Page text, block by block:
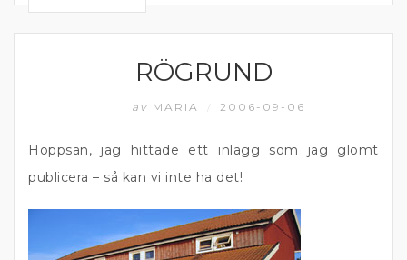
RÖGRUND
av MARIA 2006-09-06
Hoppsan, jag hittade ett inlägg som jag glömt
publicera – så kan vi inte ha det!